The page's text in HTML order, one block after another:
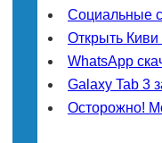
Социальные
Открыть Киви
WhatsApp
Galaxy Tab 3
Осторожно!